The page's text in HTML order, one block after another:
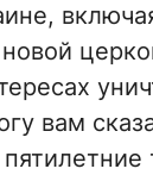
новой
вам